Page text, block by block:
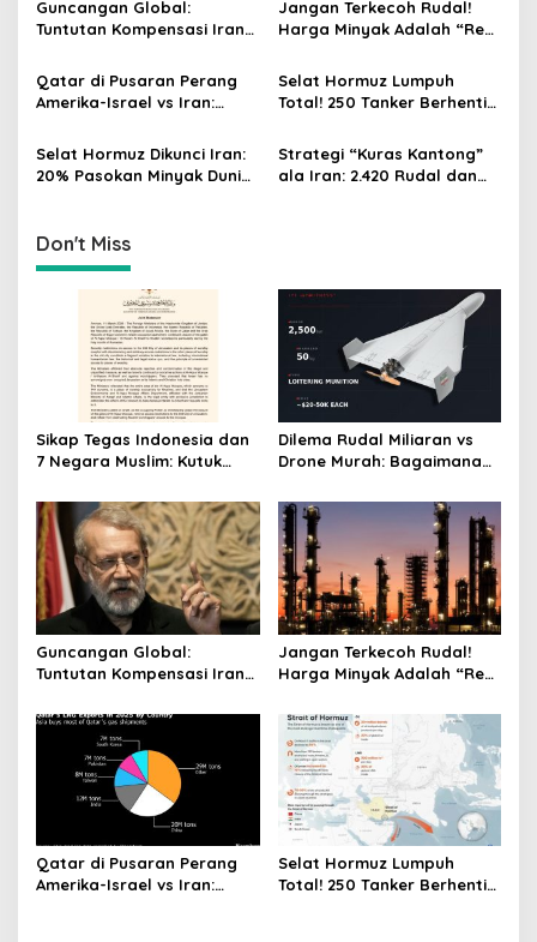
g
a
t
i
o
n
Udara Dunia
Guncangan Global:
Tuntutan Kompensasi Iran
Stabilitas Pasar
Jangan Terkecoh Rudal!
Harga Minyak Adalah “Rem
untuk Hentikan Perang AS-
Israel vs Iran
Qatar di Pusaran Perang
Amerika-Israel vs Iran:
dan Ancaman Krisis Energi
Global
Selat Hormuz Lumpuh
Total! 250 Tanker Berhenti
Resmi Terputus
Selat Hormuz Dikunci Iran:
20% Pasokan Minyak Dunia
Mitos!
Strategi “Kuras Kantong”
ala Iran: 2.420 Rudal dan
Don't Miss
Sikap Tegas Indonesia dan
7 Negara Muslim: Kutuk
Aqsa oleh Israel
Dilema Rudal Miliaran vs
Drone Murah: Bagaimana
Anggaran Pertahanan
Udara Dunia
Guncangan Global:
Tuntutan Kompensasi Iran
Stabilitas Pasar
Jangan Terkecoh Rudal!
Harga Minyak Adalah “Rem
untuk Hentikan Perang AS-
Israel vs Iran
Qatar di Pusaran Perang
Amerika-Israel vs Iran:
Selat Hormuz Lumpuh
Total! 250 Tanker Berhenti